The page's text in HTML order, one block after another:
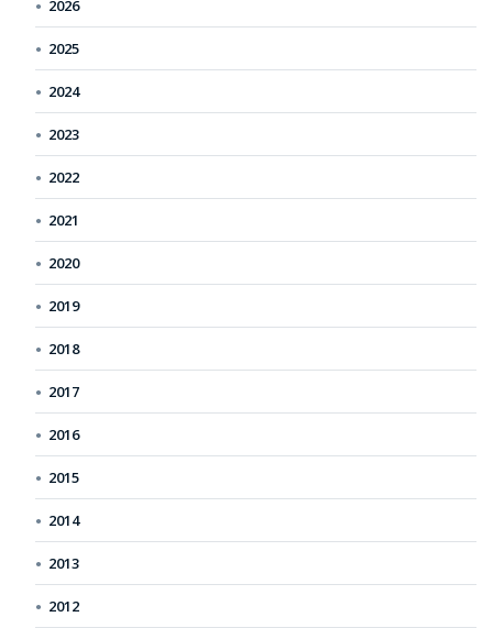
2026
2025
2024
2023
2022
2021
2020
2019
2018
2017
2016
2015
2014
2013
2012